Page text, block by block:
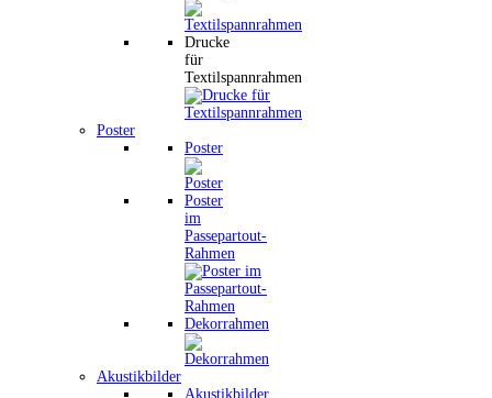
Drucke
für
Textilspannrahmen
Poster
Poster
Poster
im
Passepartout-
Rahmen
Dekorrahmen
Akustikbilder
Akustikbilder